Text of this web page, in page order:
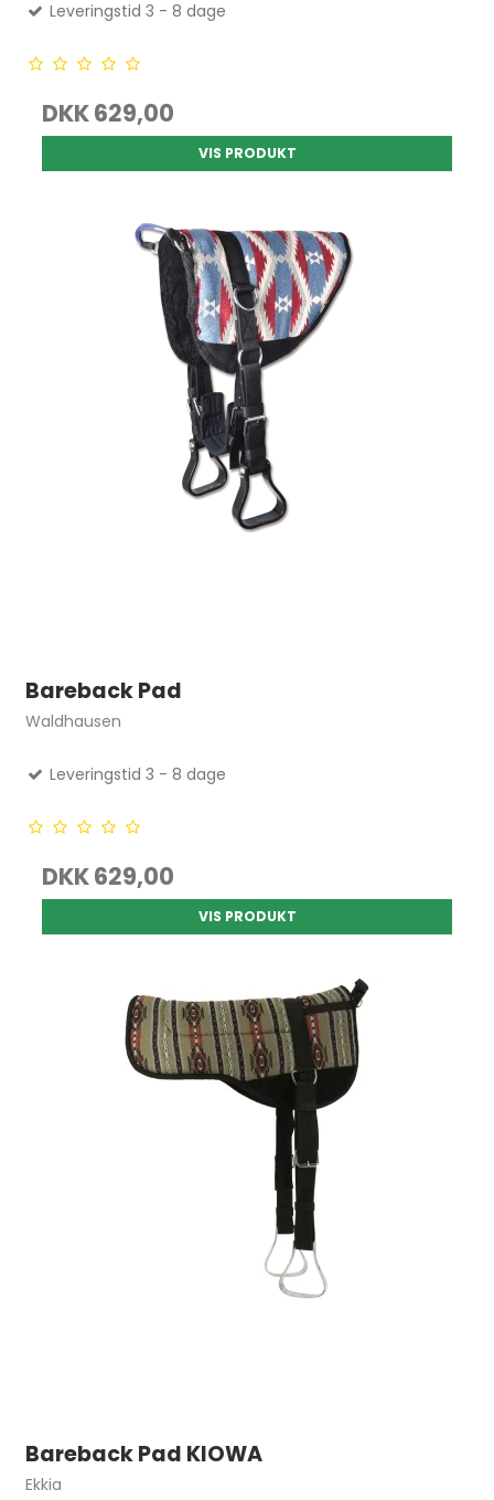
Leveringstid 3 - 8 dage
DKK 629,00
VIS PRODUKT
Bareback Pad
Waldhausen
Leveringstid 3 - 8 dage
DKK 629,00
VIS PRODUKT
Bareback Pad KIOWA
Ekkia